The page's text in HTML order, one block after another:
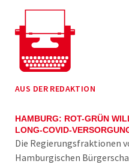
AUS DER REDAKTION
HAMBURG: ROT-GRÜN
LONG-COVID-
Die Regierungsfraktionen
Hamburgischen